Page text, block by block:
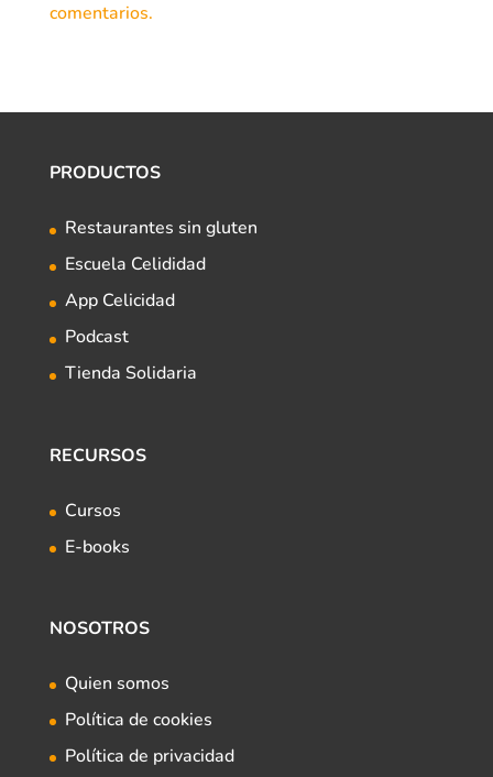
comentarios.
PRODUCTOS
Restaurantes sin gluten
Escuela Celididad
App Celicidad
Podcast
Tienda Solidaria
RECURSOS
Cursos
E-books
NOSOTROS
Quien somos
Política de cookies
Política de privacidad